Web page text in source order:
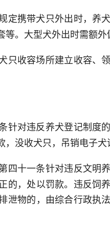
定携带犬只外出时，养
。大型犬外出时需额外
只收容场所建立收容、
针对违反养犬登记制度
没收犬只，吊销电子犬
四十一条针对违反文明
的，处以罚款。违反饲
泄物的，由综合行政执